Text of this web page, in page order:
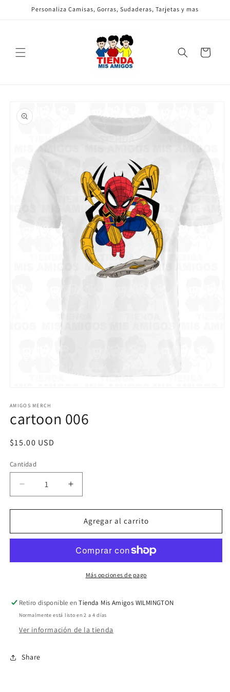
directamente
Personaliza Camisas, Gorras, Sudaderas, Tarjetas y mas
Carrito
a la
información
multimedia
en
modal
AMIGOS MERCH
cartoon 006
Precio
$15.00 USD
Cantidad
Reducir
cantidad
para
006
Aumentar
cantidad
para
cartoon
006
Agregar al carrito
Más opciones de pago
Retiro disponible enTienda Mis Amigos WILMINGTON
Normalmente está listo en 2 a 4 días
Ver información de la tienda
Share